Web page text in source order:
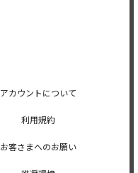
アカウントについて
利用規約
お客さまへのお願い